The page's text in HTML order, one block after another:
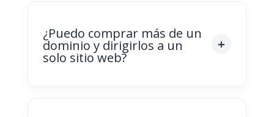
¿Puedo comprar más de un
dominio y dirigirlos a un
solo sitio web?